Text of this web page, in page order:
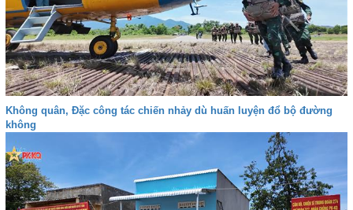
Không quân, Đặc công tác chiến nhảy dù huấn luyện đổ bộ đường
không